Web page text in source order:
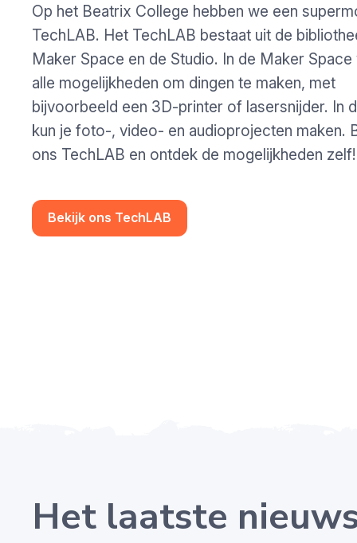
Op het Beatrix College hebben we een
TechLAB. Het TechLAB bestaat uit de
Maker Space en de Studio. In de Maker Space
alle mogelijkheden om dingen te maken, met
bijvoorbeeld een 3D-printer of lasersnijder. In
kun je foto-, video- en audioprojecten maken.
ons TechLAB en ontdek de mogelijkheden zelf!
Bekijk ons TechLAB
Het laatste